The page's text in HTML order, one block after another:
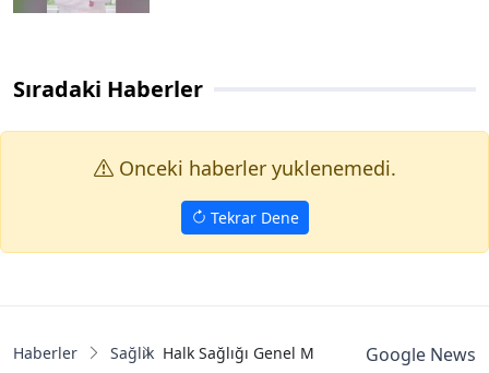
Sıradaki Haberler
Onceki haberler yuklenemedi.
Tekrar Dene
Haberler Sağlık Halk Sağlığı Genel Müdürü Demirkol,
Google News